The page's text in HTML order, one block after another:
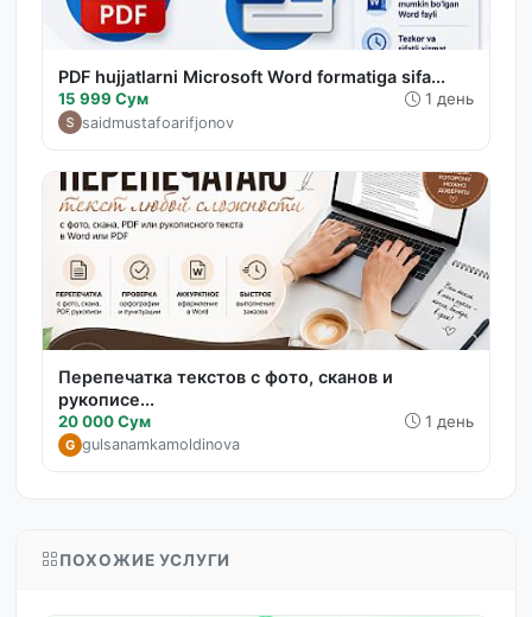
PDF hujjatlarni Microsoft Word formatiga sifa...
15 999 Сум 1 день
saidmustafoarifjonov
Перепечатка текстов с фото, сканов и
рукописе...
20 000 Сум 1 день
G gulsanamkamoldinova
ПОХОЖИЕ УСЛУГИ